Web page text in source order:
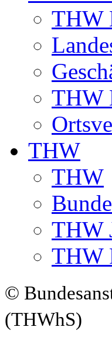
THW
THW
THW
THW
THW
THW
©
(THWhS)